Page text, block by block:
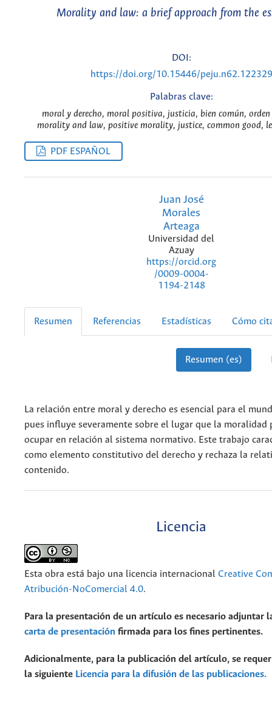
Morality and law: a brief approach from the
DOI:
https://doi.org/10.15446/peju.n62.122329
Palabras clave:
moral y derecho, moral positiva, justicia, bien común,
morality and law, positive morality, justice, common good,
PDF ESPAÑOL
Juan José
Morales
Arteaga
Universidad del
Azuay
https://orcid.org
/0009-0004-
1194-2148
Resumen Referencias Estadísticas Cómo
Resumen (es)
La relación entre moral y derecho es esencial para el
pues influye severamente sobre el lugar que la moralidad
ocupar en relación al sistema normativo. Este trabajo
como elemento constitutivo del derecho y rechaza la
contenido.
Licencia
Esta obra está bajo una licencia internacional Creative
Atribución-NoComercial 4.0.
Para la presentación de un artículo es necesario adjuntar
carta de presentación firmada para los fines pertinentes.
Adicionalmente, para la publicación del artículo, se
la siguiente Licencia para la difusión de las publicaciones.